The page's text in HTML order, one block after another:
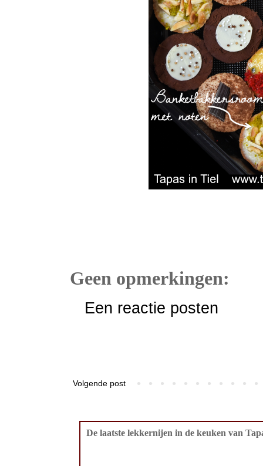
Geen opmerkingen:
Een reactie posten
Volgende post
De laatste lekkernijen in de keuken van